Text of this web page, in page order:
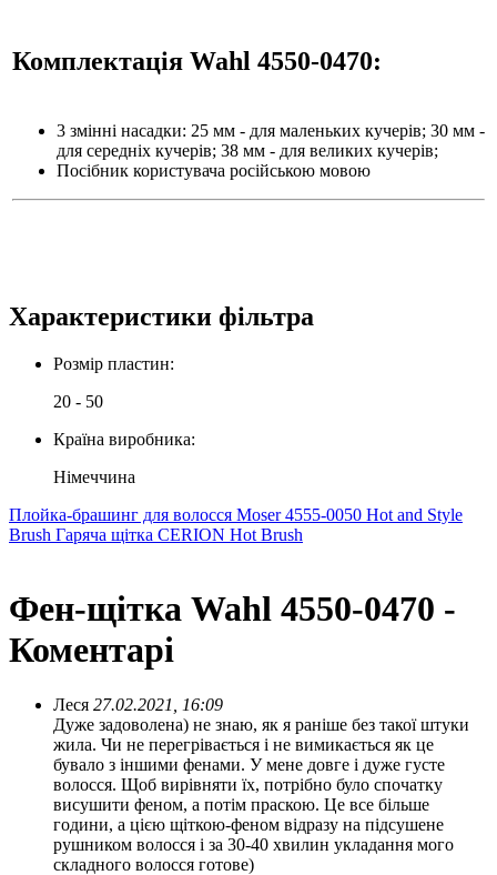
Комплектація Wahl 4550-0470:
3 змінні насадки: 25 мм - для маленьких кучерів; 30 мм -
для середніх кучерів; 38 мм - для великих кучерів;
Посібник користувача російською мовою
Характеристики фільтра
Розмір пластин:
20 - 50
Країна виробника:
Німеччина
Плойка-брашинг для волосся Moser 4555-0050 Hot and Style
Brush Гаряча щітка CERION Hot Brush
Фен-щітка Wahl 4550-0470 -
Коментарі
Леся 27.02.2021, 16:09
Дуже задоволена) не знаю, як я раніше без такої штуки
жила. Чи не перегрівається і не вимикається як це
бувало з іншими фенами. У мене довге і дуже густе
волосся. Щоб вирівняти їх, потрібно було спочатку
висушити феном, а потім праскою. Це все більше
години, а цією щіткою-феном відразу на підсушене
рушником волосся і за 30-40 хвилин укладання мого
складного волосся готове)